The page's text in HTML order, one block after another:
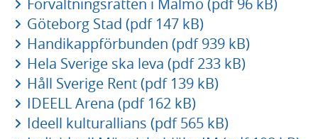
Förvaltningsrätten i Malmö (pdf 96 kB)
Göteborg Stad (pdf 147 kB)
Handikappförbunden (pdf 939 kB)
Hela Sverige ska leva (pdf 233 kB)
Håll Sverige Rent (pdf 139 kB)
IDEELL Arena (pdf 162 kB)
Ideell kulturallians (pdf 565 kB)